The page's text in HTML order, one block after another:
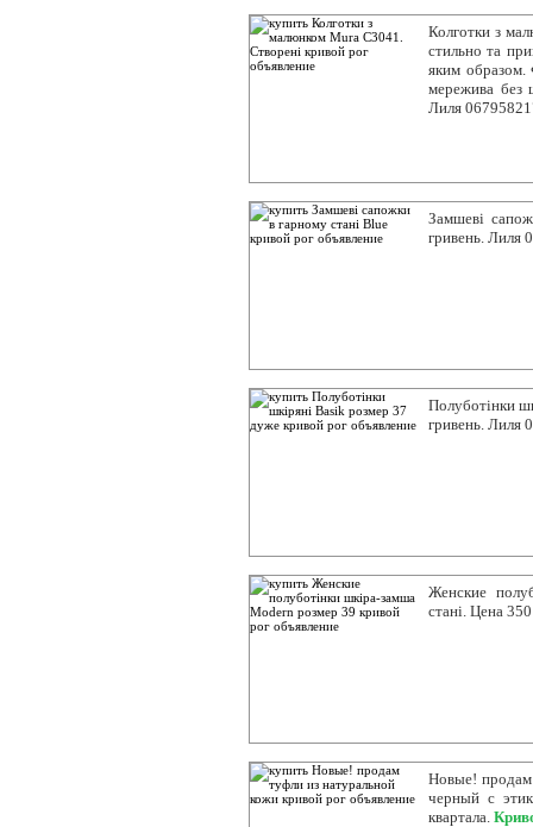
Колготки з
стильно та
яким образом.
мережива без
Лиля
Замшеві
гривень. Лиля
Полуботінки
гривень. Лиля
Женские
стані. Цена
Новые! продам
черный с
квартала.